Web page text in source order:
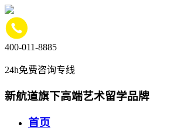
400-011-8885
24h免费咨询专线
新航道旗下高端艺术留学品牌
首页